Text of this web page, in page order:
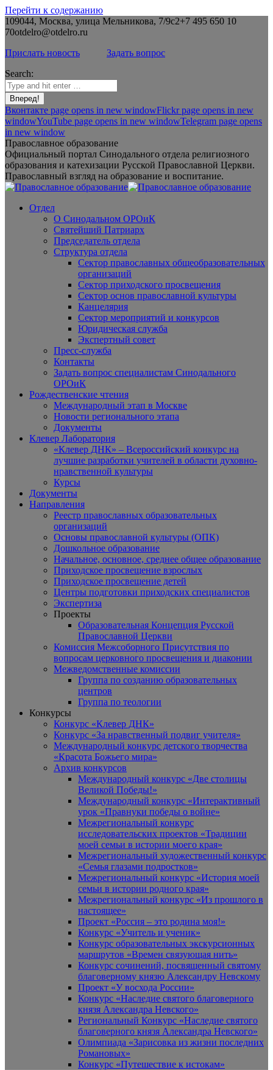
Перейти к содержанию
109044, Москва, улица Мельникова, 7/9с2+7 495 650 10
70otdelro@otdelro.ru
Прислать новость
Задать вопрос
Search:
Вконтакте page opens in new windowFlickr page opens in new
windowYouTube page opens in new windowTelegram page opens
in new window
Православное образование
Официальный портал Синодального отдела религиозного
образования и катехизации Русской Православной Церкви.
Православный взгляд на образование и воспитание.
Отдел
О Синодальном ОРОиК
Святейший Патриарх
Председатель отдела
Структура отдела
Сектор православных общеобразовательных
организаций
Сектор приходского просвещения
Сектор основ православной культуры
Канцелярия
Сектор мероприятий и конкурсов
Юридическая служба
Экспертный совет
Пресс-служба
Контакты
Задать вопрос специалистам Синодального
ОРОиК
Рождественские чтения
Международный этап в Москве
Новости регионального этапа
Документы
Клевер Лаборатория
«Клевер ДНК» – Всероссийский конкурс на
лучшие разработки учителей в области духовно-
нравственной культуры
Курсы
Документы
Направления
Реестр православных образовательных
организаций
Основы православной культуры (ОПК)
Дошкольное образование
Начальное, основное, среднее общее образование
Приходское просвещение взрослых
Приходское просвещение детей
Центры подготовки приходских специалистов
Экспертиза
Проекты
Образовательная Концепция Русской
Православной Церкви
Комиссия Межсоборного Присутствия по
вопросам церковного просвещения и диаконии
Межведомственные комиссии
Группа по созданию образовательных
центров
Группа по теологии
Конкурсы
Конкурс «Клевер ДНК»
Конкурс «За нравственный подвиг учителя»
Международный конкурс детского творчества
«Красота Божьего мира»
Архив конкурсов
Международный конкурс «Две столицы
Великой Победы!»
Международный конкурс «Интерактивный
урок «Правнуки победы о войне»
Межрегиональный конкурс
исследовательских проектов «Традиции
моей семьи в истории моего края»
Межрегиональный художественный конкурс
«Семья глазами подростков»
Межрегиональный конкурс «История моей
семьи в истории родного края»
Межрегиональный конкурс «Из прошлого в
настоящее»
Проект «Россия – это родина моя!»
Конкурс «Учитель и ученик»
Конкурс образовательных экскурсионных
маршрутов «Времен связующая нить»
Конкурс сочинений, посвященный святому
благоверному князю Александру Невскому
Проект «У восхода России»
Конкурс «Наследие святого благоверного
князя Александра Невского»
Региональный Конкурс «Наследие святого
благоверного князя Александра Невского»
Олимпиада «Зарисовка из жизни последних
Романовых»
Конкурс «Путешествие к истокам»